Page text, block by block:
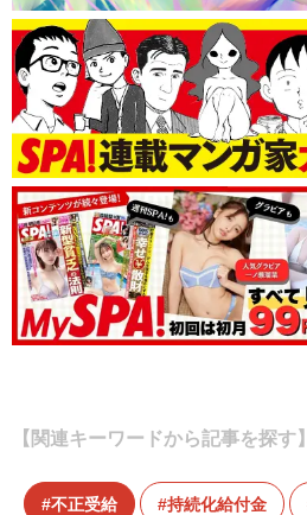
【関連キーワードから記事を探す】
不正受給 持続化給付金